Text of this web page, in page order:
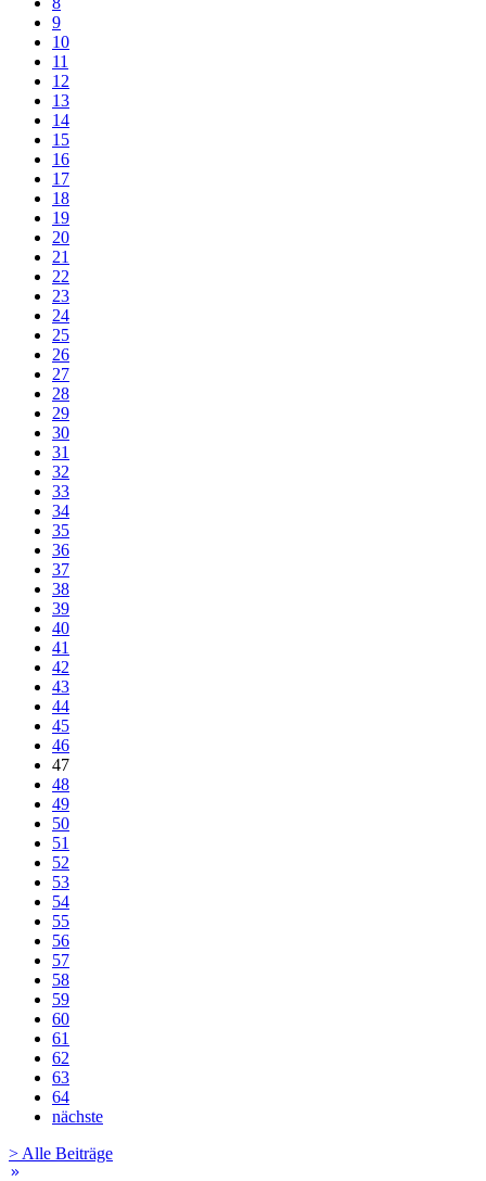
9
10
11
12
13
14
15
16
17
18
19
20
21
22
23
24
25
26
27
28
29
30
31
32
33
34
35
36
37
38
39
40
41
42
43
44
45
46
47
48
49
50
51
52
53
54
55
56
57
58
59
60
61
62
63
64
nächste
> Alle Beiträge
keyboard_double_arrow_right